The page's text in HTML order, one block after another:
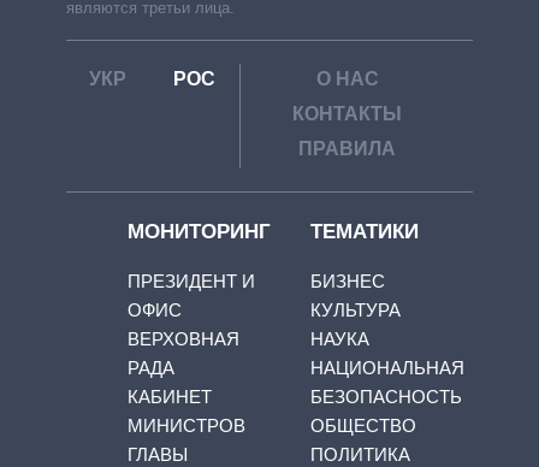
являются третьи лица.
УКР РОС
О НАС
КОНТАКТЫ
ПРАВИЛА
МОНИТОРИНГ
ПРЕЗИДЕНТ И
ОФИС
ВЕРХОВНАЯ
РАДА
КАБИНЕТ
МИНИСТРОВ
ГЛАВЫ
ТЕМАТИКИ
БИЗНЕС
КУЛЬТУРА
НАУКА
НАЦИОНАЛЬНАЯ
БЕЗОПАСНОСТЬ
ОБЩЕСТВО
ПОЛИТИКА